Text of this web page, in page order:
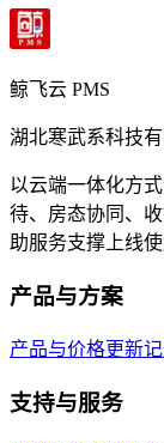
鲸飞云 PMS
湖北寒武系科技
以云端一体化方
待、房态协同、
助服务支撑上线使
产品与方案
产品与价格更新
支持与服务